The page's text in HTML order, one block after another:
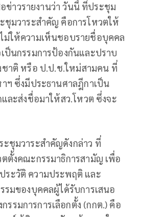
ข่าวรายงานว่า วันนี้ ที่ประชุม
ชุมวาระสำคัญ คือการโหวตให้
ม่ให้ความเห็นชอบรายชื่อบุคคล
ป็นกรรมการป้องกันและปราบ
าติ หรือ ป.ป.ช.ใหม่สามคน ที่
ฯ ซึ่งมีประธานศาลฎีกาเป็น
ละส่งชื่อมาให้สว.โหวต ซึ่งจะ
ชุมวาระสำคัญดังกล่าว ที่
ตั้งคณะกรรมาธิการสามัญ เพื่อ
ะวัติ ความประพฤติ และ
รมของบุคคลผู้ได้รับการเสนอ
รรมการการเลือกตั้ง (กกต.) คือ